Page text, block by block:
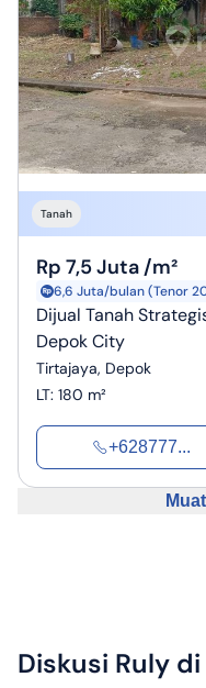
Tanah
Rp 7,5 Juta /m²
6,6 Juta/bulan (Tenor
Dijual Tanah
Depok City
Tirtajaya, Depok
LT: 180 m²
+628777...
Diskusi Ruly di